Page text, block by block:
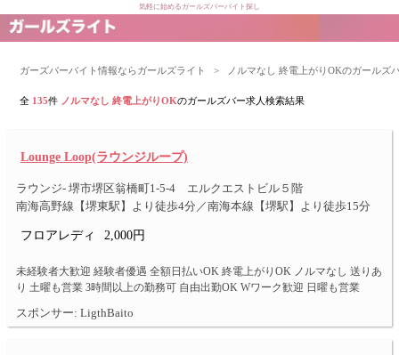
気軽に始めるガールズバーバイト探し
ガーズバーバイト情報ならガールズライト > ノルマなし 終電上がりOKのガールズ
全 135件 ノルマなし 終電上がりOKのガールズバー求人検索結果
Lounge Loop(ラウンジループ)
ラウンジ- 堺市堺区翁橋町1-5-4 エルクエストビル５階
南海高野線【堺東駅】より徒歩4分／南海本線【堺駅】より徒歩15分
フロアレディ 2,000円
未経験者大歓迎 経験者優遇 全額日払いOK 終電上がりOK ノルマなし 送りあ
り 土曜も営業 3時間以上の勤務可 自由出勤OK Wワーク歓迎 日曜も営業
スポンサー: LigthBaito